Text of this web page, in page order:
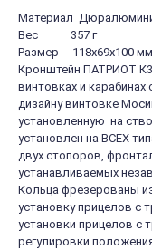
Материал
Вес 357 г
Размер 118х69х100 мм
Кронштейн ПАТРИОТ
винтовках и
дизайну винтовке
установленную на
установлен на ВСЕХ
двух стопоров,
устанавливаемых
Кольца фрезерованы
установку прицелов с
установки прицелов с
регулировки